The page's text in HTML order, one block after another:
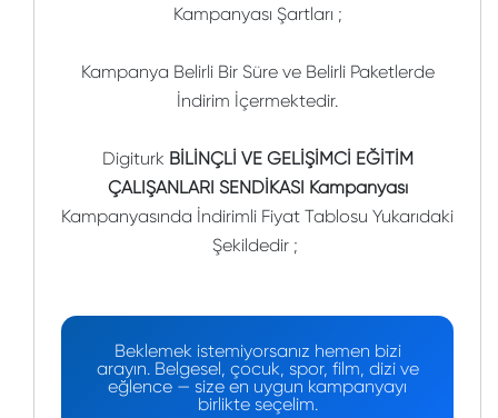
Kampanyası Şartları ;
Kampanya Belirli Bir Süre ve Belirli Paketlerde
İndirim İçermektedir.
Digiturk BİLİNÇLİ VE GELİŞİMCİ EĞİTİM
ÇALIŞANLARI SENDİKASI Kampanyası
Kampanyasında İndirimli Fiyat Tablosu Yukarıdaki
Şekildedir ;
Beklemek istemiyorsanız hemen bizi
arayın. Belgesel, çocuk, spor, film, dizi ve
eğlence — size en uygun kampanyayı
birlikte seçelim.